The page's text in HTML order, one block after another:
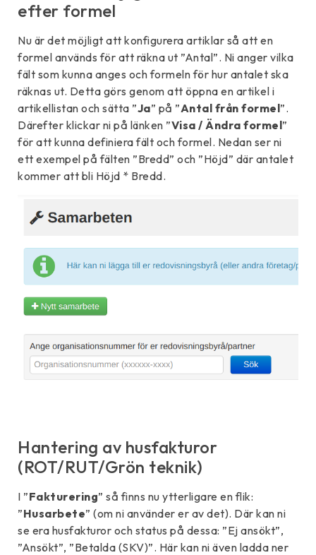
efter formel
Nu är det möjligt att konfigurera artiklar så att en
formel används för att räkna ut ”Antal”. Ni anger vilka
fält som kunna anges och formeln för hur antalet ska
räknas ut. Detta görs genom att öppna en artikel i
artikellistan och sätta ”Ja” på ”Antal från formel”.
Därefter klickar ni på länken ”Visa / Ändra formel”
för att kunna definiera fält och formel. Nedan ser ni
ett exempel på fälten ”Bredd” och ”Höjd” där antalet
kommer att bli Höjd * Bredd.
Hantering av husfakturor
(ROT/RUT/Grön teknik)
I ”Fakturering” så finns nu ytterligare en flik:
”Husarbete” (om ni använder er av det). Där kan ni
se era husfakturor och status på dessa: ”Ej ansökt”,
”Ansökt”, ”Betalda (SKV)”. Här kan ni även ladda ner